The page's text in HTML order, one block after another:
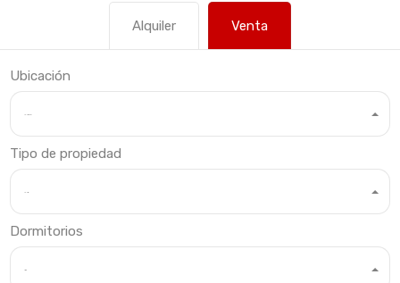
Alquiler Venta
Ubicación
Tipo de propiedad
Dormitorios